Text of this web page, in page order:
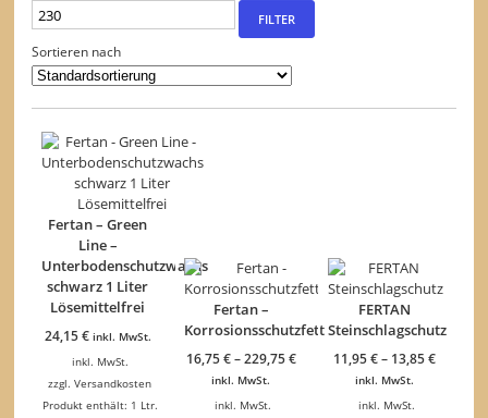
Preis
PreisFILTER
Sortieren nach
Fertan – Green
Line –
Unterbodenschutzwachs
schwarz 1 Liter
Lösemittelfrei
24,15€ inkl. MwSt.
inkl. MwSt.
zzgl.Versandkosten
Produkt enthält: 1 Ltr.
Fertan –
Korrosionsschutzfett
16,75€–229,75€
inkl. MwSt.
inkl. MwSt.
FERTAN
Steinschlagschutz
11,95€– 13,85€
inkl. MwSt.
inkl. MwSt.